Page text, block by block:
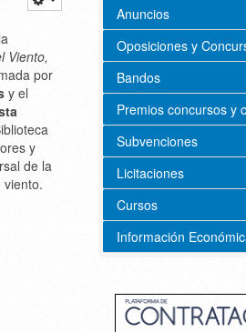
Viento,
por
y el
y
de la
viento.
Anuncios
Oposiciones y
Bandos
Premios concursos y
Subvenciones
Licitaciones
Cursos
Información